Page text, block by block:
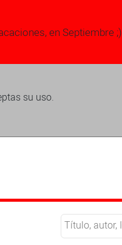
en Septiembre ;)
su uso.